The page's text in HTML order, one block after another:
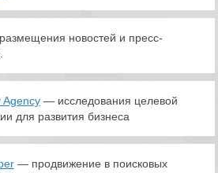
новостей и пресс-
Agency— исследования целевой
для развития бизнеса
— продвижение в поисковых